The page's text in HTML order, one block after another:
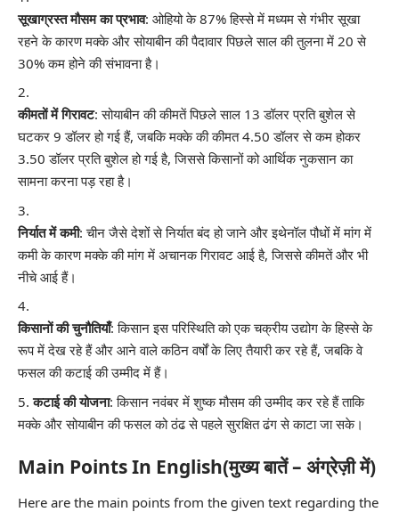
सूखाग्रस्त मौसम का प्रभाव: ओहियो के 87% हिस्से में मध्यम से गंभीर सूखा
रहने के कारण मक्के और सोयाबीन की पैदावार पिछले साल की तुलना में 20 से
30% कम होने की संभावना है।
कीमतों में गिरावट: सोयाबीन की कीमतें पिछले साल 13 डॉलर प्रति बुशेल से
घटकर 9 डॉलर हो गई हैं, जबकि मक्के की कीमत 4.50 डॉलर से कम होकर
3.50 डॉलर प्रति बुशेल हो गई है, जिससे किसानों को आर्थिक नुकसान का
सामना करना पड़ रहा है।
निर्यात में कमी: चीन जैसे देशों से निर्यात बंद हो जाने और इथेनॉल पौधों में मांग में
कमी के कारण मक्के की मांग में अचानक गिरावट आई है, जिससे कीमतें और भी
नीचे आई हैं।
किसानों की चुनौतियाँ: किसान इस परिस्थिति को एक चक्रीय उद्योग के हिस्से के
रूप में देख रहे हैं और आने वाले कठिन वर्षों के लिए तैयारी कर रहे हैं, जबकि वे
फसल की कटाई की उम्मीद में हैं।
कटाई की योजना: किसान नवंबर में शुष्क मौसम की उम्मीद कर रहे हैं ताकि
मक्के और सोयाबीन की फसल को ठंढ से पहले सुरक्षित ढंग से काटा जा सके।
Main Points In English(मुख्य बातें – अंग्रेज़ी में)
Here are the main points from the given text regarding the